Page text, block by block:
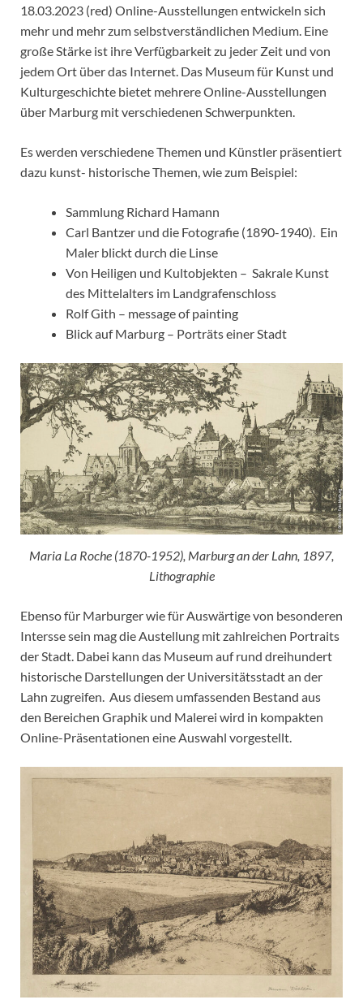
18.03.2023 (red) Online-Ausstellungen entwickeln sich
mehr und mehr zum selbstverständlichen Medium. Eine
große Stärke ist ihre Verfügbarkeit zu jeder Zeit und von
jedem Ort über das Internet. Das Museum für Kunst und
Kulturgeschichte bietet mehrere Online-Ausstellungen
über Marburg mit verschiedenen Schwerpunkten.
Es werden verschiedene Themen und Künstler präsentiert
dazu kunst- historische Themen, wie zum Beispiel:
Sammlung Richard Hamann
Carl Bantzer und die Fotografie (1890-1940). Ein
Maler blickt durch die Linse
Von Heiligen und Kultobjekten – Sakrale Kunst
des Mittelalters im Landgrafenschloss
Rolf Gith – message of painting
Blick auf Marburg – Porträts einer Stadt
Maria La Roche (1870-1952), Marburg an der Lahn, 1897,
Lithographie
Ebenso für Marburger wie für Auswärtige von besonderen
Intersse sein mag die Austellung mit zahlreichen Portraits
der Stadt. Dabei kann das Museum auf rund dreihundert
historische Darstellungen der Universitätsstadt an der
Lahn zugreifen. Aus diesem umfassenden Bestand aus
den Bereichen Graphik und Malerei wird in kompakten
Online-Präsentationen eine Auswahl vorgestellt.